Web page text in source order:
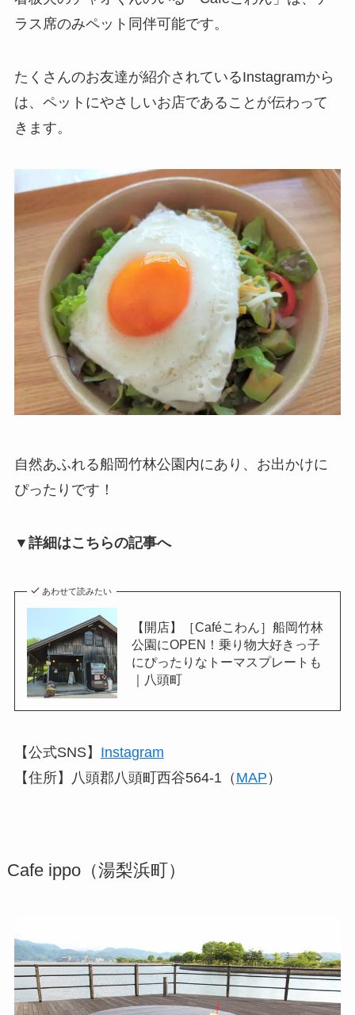
ラス席のみペット同伴可能です。
たくさんのお友達が紹介されているInstagramから
は、ペットにやさしいお店であることが伝わって
きます。
自然あふれる船岡竹林公園内にあり、お出かけに
ぴったりです！
▼詳細はこちらの記事へ
あわせて読みたい
【開店】［Caféこわん］船岡竹林
公園にOPEN！乗り物大好きっ子
にぴったりなトーマスプレートも
｜八頭町
【公式SNS】 Instagram
【住所】八頭郡八頭町西谷564-1（ MAP ）
Cafe ippo（湯梨浜町）